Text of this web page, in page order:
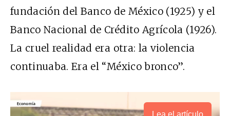
fundación del Banco de México (1925) y el
Banco Nacional de Crédito Agrícola (1926).
La cruel realidad era otra: la violencia
continuaba. Era el “México bronco”.
Lea el artículo